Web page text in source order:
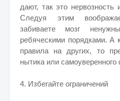
дают, так это
Следуя этим
забиваете мозг
ребяческими порядками. А
правила на других, то
нытика или самоуверенного
4. Избегайте ограничений